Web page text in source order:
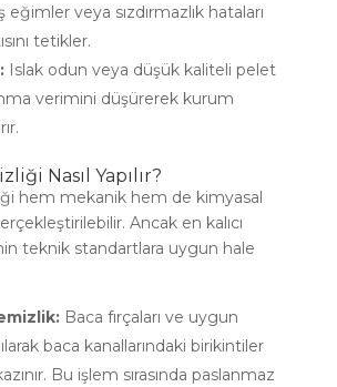
eğimler veya sızdırmazlık hataları
tetikler.
Islak odun veya düşük kaliteli pelet
verimini düşürerek kurum
Nasıl Yapılır?
hem mekanik hem de kimyasal
Ancak en kalıcı
teknik standartlara uygun hale
Baca fırçaları ve uygun
baca kanallarındaki birikintiler
Bu işlem sırasında paslanmaz